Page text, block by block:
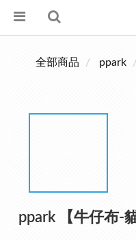
全部商品 ppark
ppark 【牛仔布-